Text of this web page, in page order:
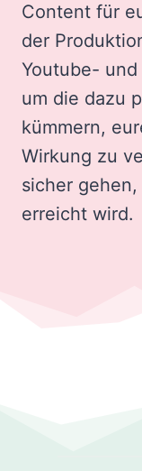
Content für
der
Youtube-
um die dazu
kümmern,
Wirkung zu
sicher
erreicht wird.